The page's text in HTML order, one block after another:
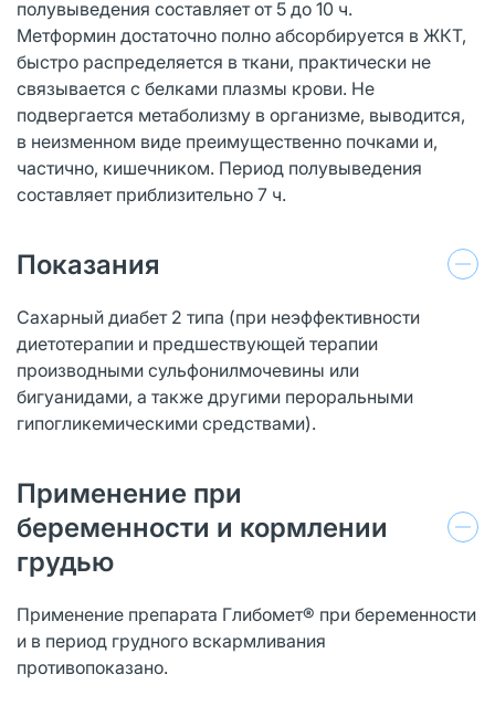
полувыведения составляет от 5 до 10 ч.
Метформин достаточно полно абсорбируется в ЖКТ,
быстро распределяется в ткани, практически не
связывается с белками плазмы крови. Не
подвергается метаболизму в организме, выводится,
в неизменном виде преимущественно почками и,
частично, кишечником. Период полувыведения
составляет приблизительно 7 ч.
Показания
Сахарный диабет 2 типа (при неэффективности
диетотерапии и предшествующей терапии
производными сульфонилмочевины или
бигуанидами, а также другими пероральными
гипогликемическими средствами).
Применение при
беременности и кормлении
грудью
Применение препарата Глибомет® при беременности
и в период грудного вскармливания
противопоказано.